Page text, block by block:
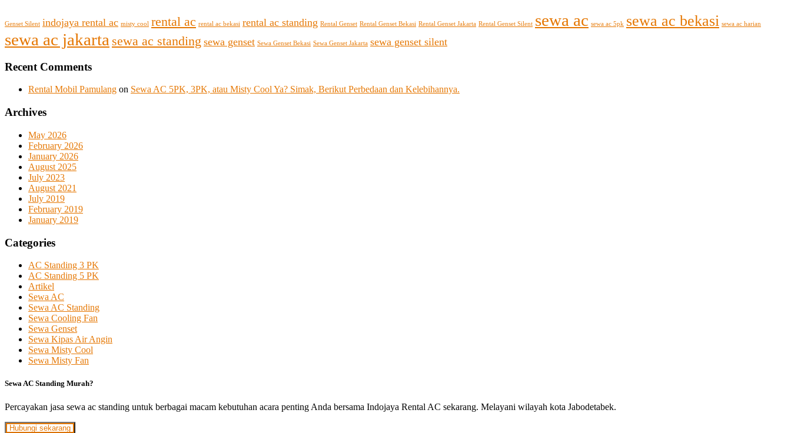
Genset Silent indojaya rental ac misty cool rental ac rental ac bekasi rental ac standing Rental Genset Rental Genset Bekasi Rental Genset Jakarta Rental Genset Silent sewa ac sewa ac 5pk sewa ac bekasi sewa ac harian
sewa ac jakarta sewa ac standing sewa genset Sewa Genset Bekasi Sewa Genset Jakarta sewa genset silent
Recent Comments
Rental Mobil Pamulang on Sewa AC 5PK, 3PK, atau Misty Cool Ya? Simak, Berikut Perbedaan dan Kelebihannya.
Archives
May 2026
February 2026
January 2026
August 2025
July 2023
August 2021
July 2019
February 2019
January 2019
Categories
AC Standing 3 PK
AC Standing 5 PK
Artikel
Sewa AC
Sewa AC Standing
Sewa Cooling Fan
Sewa Genset
Sewa Kipas Air Angin
Sewa Misty Cool
Sewa Misty Fan
Sewa AC Standing Murah?
Percayakan jasa sewa ac standing untuk berbagai macam kebutuhan acara penting Anda bersama Indojaya Rental AC sekarang. Melayani wilayah kota Jabodetabek.
Hubungi sekarang